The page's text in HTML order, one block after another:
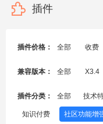
WitFrame
插件
插件价格： 全部 收费
兼容版本： 全部 X3.4
插件分类： 全部 技术
知识付费 社区功能增